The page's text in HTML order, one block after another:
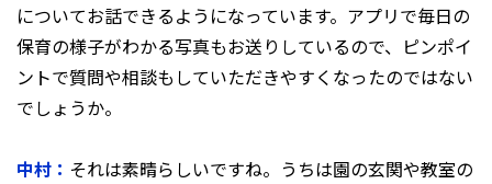
についてお話できるようになっています。アプリで毎日の
保育の様子がわかる写真もお送りしているので、ピンポイ
ントで質問や相談もしていただきやすくなったのではない
でしょうか。
中村： それは素晴らしいですね。うちは園の玄関や教室の